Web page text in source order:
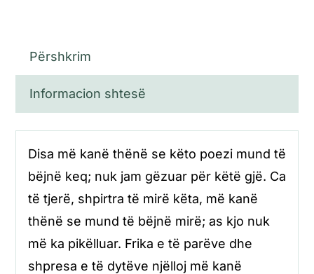
Përshkrim
Informacion shtesë
Disa më kanë thënë se këto poezi mund të
bëjnë keq; nuk jam gëzuar për këtë gjë. Ca
të tjerë, shpirtra të mirë këta, më kanë
thënë se mund të bëjnë mirë; as kjo nuk
më ka pikëlluar. Frika e të parëve dhe
shpresa e të dytëve njëlloj më kanë